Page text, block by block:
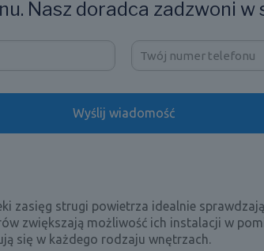
Nasz doradca zadzwoni w
zasięg strugi powietrza idealnie
zwiększają możliwość ich instalacji w
się w każdego rodzaju wnętrzach.